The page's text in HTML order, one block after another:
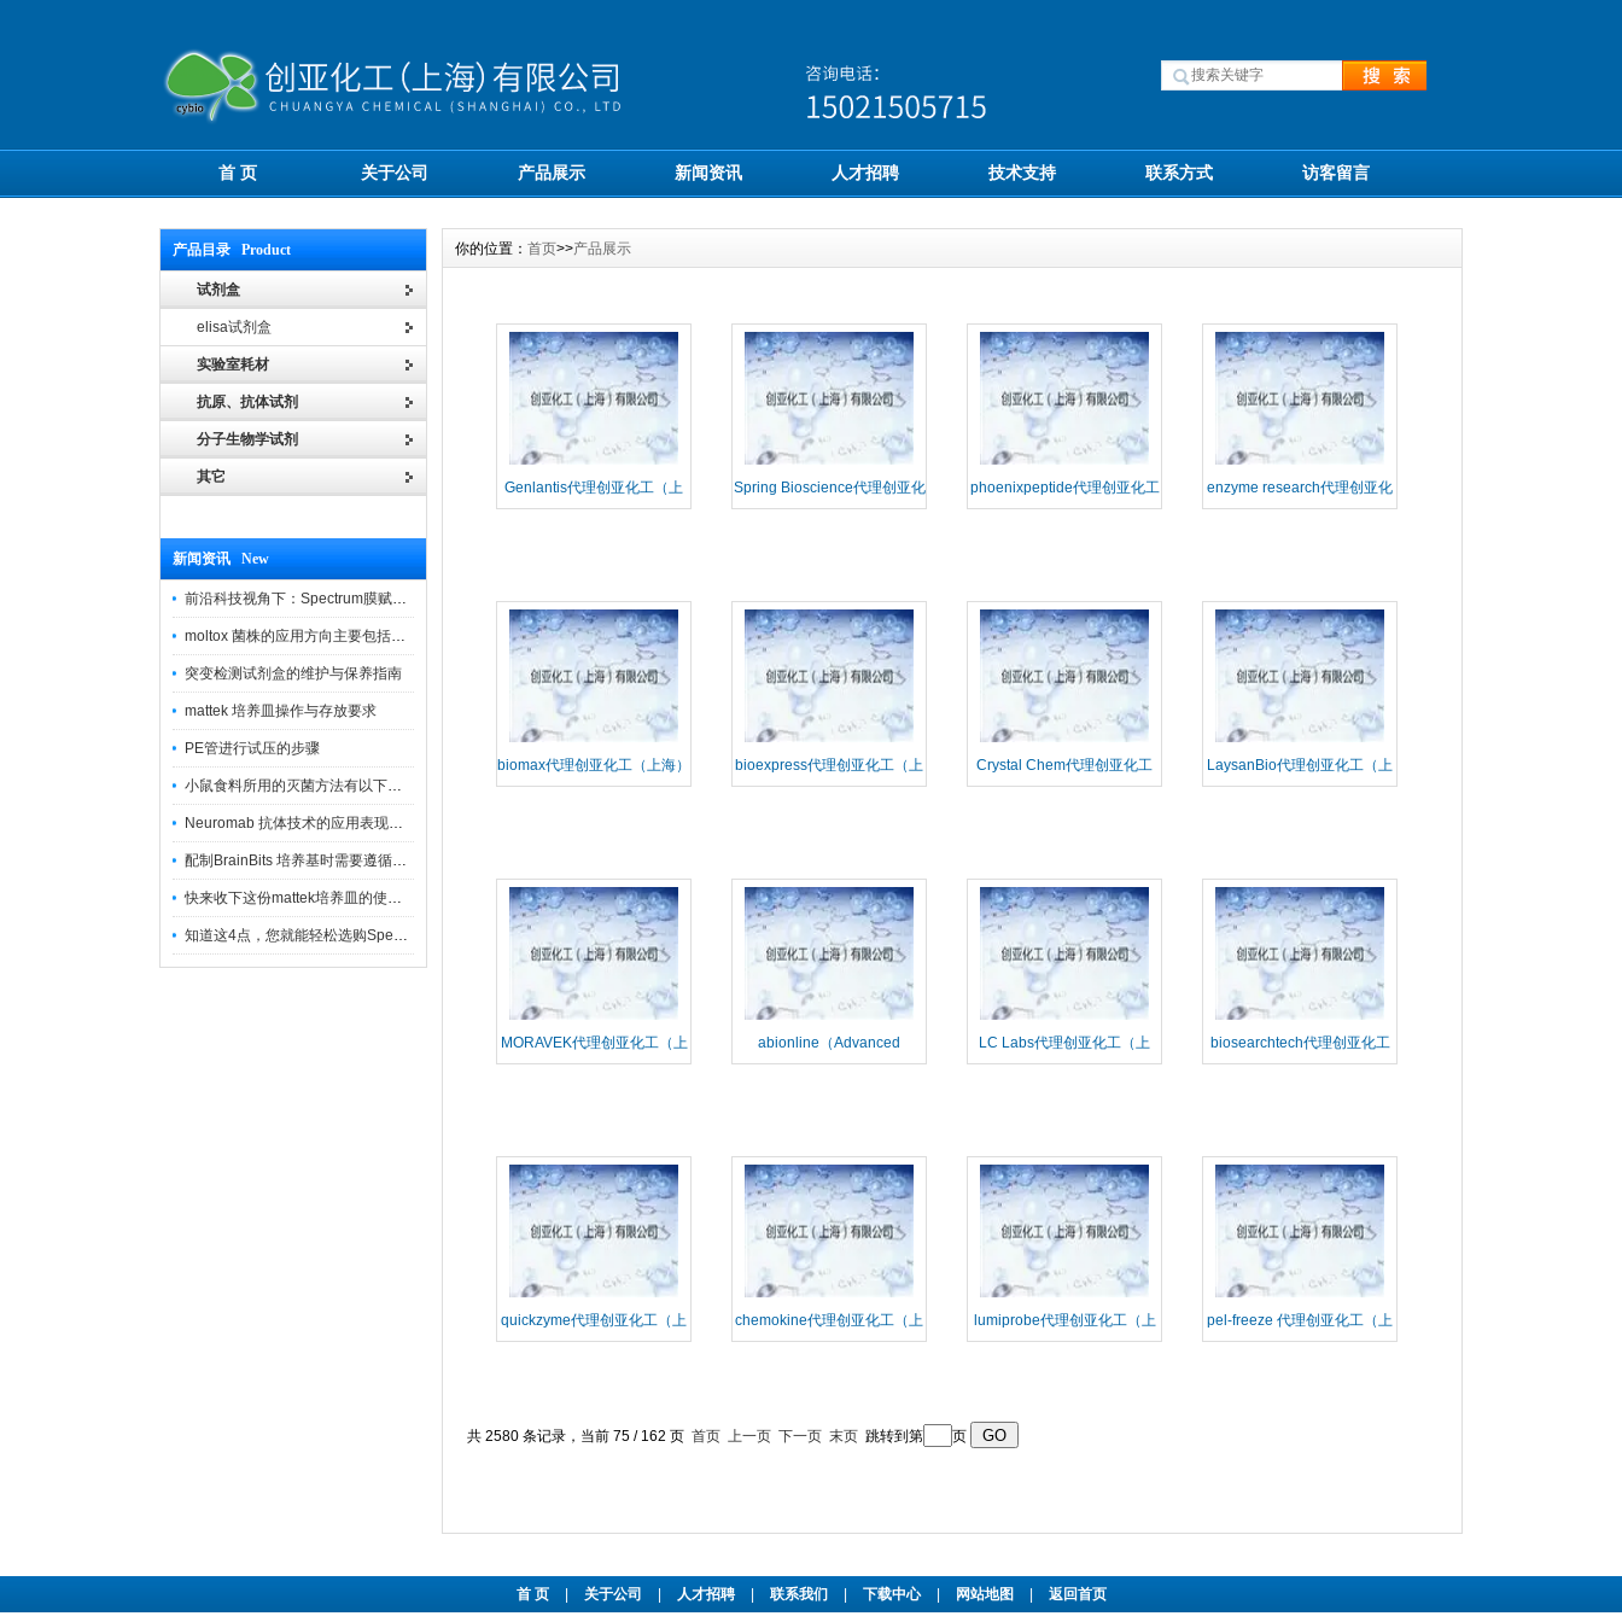
首 页 关于公司 产品展示 新闻资讯 人才招聘 技术支持 联系方式 访客留言
产品目录 Product
试剂盒
elisa试剂盒
实验室耗材
抗原、抗体试剂
分子生物学试剂
其它
新闻资讯 New
前沿科技视角下：Spectrum膜赋能精密制造
moltox 菌株的应用方向主要包括以下几个方面
突变检测试剂盒的维护与保养指南
mattek 培养皿操作与存放要求
PE管进行试压的步骤
小鼠食料所用的灭菌方法有以下三种
Neuromab 抗体技术的应用表现在这几方面
配制BrainBits 培养基时需要遵循的原则
快来收下这份mattek培养皿的使用指南
知道这4点，您就能轻松选购Spectrum 膜
你的位置： 首页>>产品展示
Genlantis代理创亚化工（上
海）有限公司
Spring Bioscience代理创亚化
工（上海）有限公司
phoenixpeptide代理创亚化工
（上海）有限公司
enzyme research代理创亚化
工（上海）有限公司
biomax代理创亚化工（上海）
有限公司
bioexpress代理创亚化工（上
海）有限公司
Crystal Chem代理创亚化工
（上海）有限公司
LaysanBio代理创亚化工（上
海）有限公司
MORAVEK代理创亚化工（上
海）有限公司
abionline（Advanced
Biotechnologies Inc）代理创
LC Labs代理创亚化工（上
海）有限公司
biosearchtech代理创亚化工
（上海）有限公司
quickzyme代理创亚化工（上
海）有限公司
chemokine代理创亚化工（上
海）有限公司
lumiprobe代理创亚化工（上
海）有限公司
pel-freeze 代理创亚化工（上
海）有限公司
共 2580 条记录，当前 75 / 162 页 首页 上一页 下一页 末页 跳转到第 页
首 页 关于公司 人才招聘 联系我们 下载中心 网站地图 返回首页